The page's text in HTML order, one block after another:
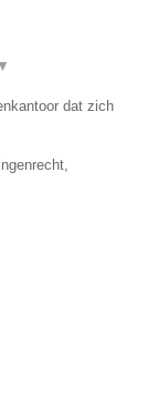
▼
dat zich